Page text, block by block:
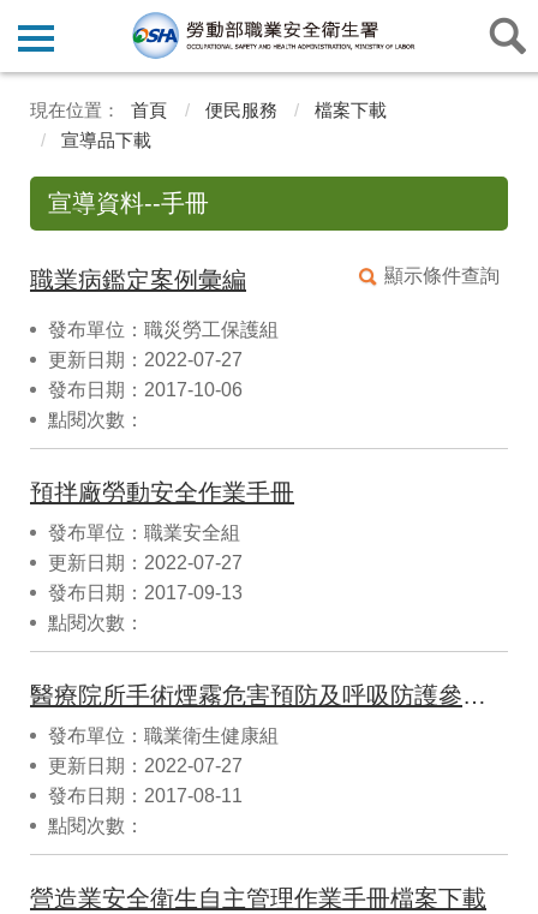
首頁 便民服務
檔案下載
宣導品下載
宣導資料--手冊
顯示條件查詢
職業病鑑定案例彙編
發布單位：職災勞工保護組
更新日期：2022-07-27
發布日期：2017-10-06
點閱次數：
預拌廠勞動安全作業手冊
發布單位：職業安全組
更新日期：2022-07-27
發布日期：2017-09-13
點閱次數：
醫療院所手術煙霧危害預防及呼吸防護參考指引
發布單位：職業衛生健康組
更新日期：2022-07-27
發布日期：2017-08-11
點閱次數：
營造業安全衛生自主管理作業手冊檔案下載